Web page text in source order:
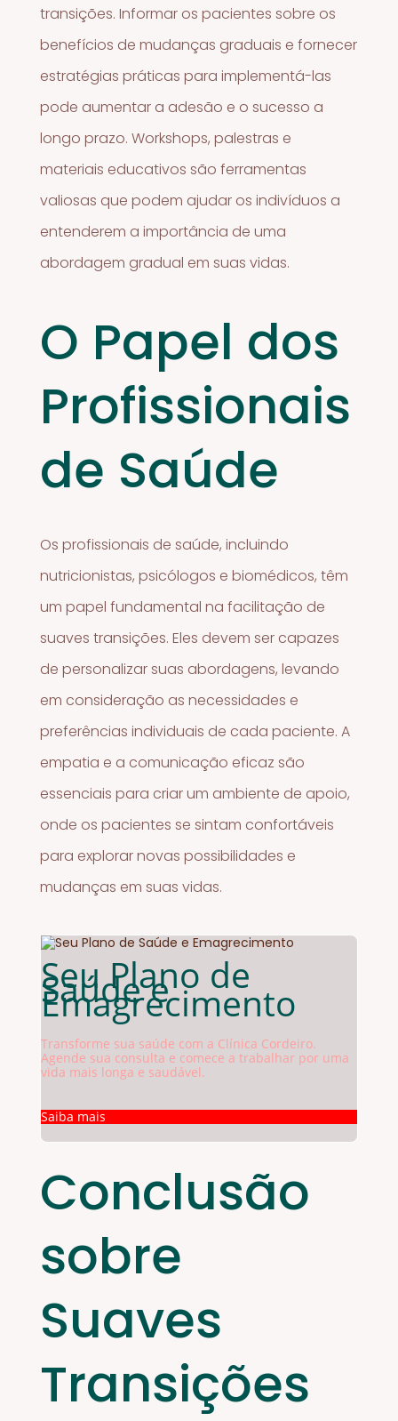
transições. Informar os pacientes sobre os
benefícios de mudanças graduais e fornecer
estratégias práticas para implementá-las
pode aumentar a adesão e o sucesso a
longo prazo. Workshops, palestras e
materiais educativos são ferramentas
valiosas que podem ajudar os indivíduos a
entenderem a importância de uma
abordagem gradual em suas vidas.
O Papel dos
Profissionais
de Saúde
Os profissionais de saúde, incluindo
nutricionistas, psicólogos e biomédicos, têm
um papel fundamental na facilitação de
suaves transições. Eles devem ser capazes
de personalizar suas abordagens, levando
em consideração as necessidades e
preferências individuais de cada paciente. A
empatia e a comunicação eficaz são
essenciais para criar um ambiente de apoio,
onde os pacientes se sintam confortáveis
para explorar novas possibilidades e
mudanças em suas vidas.
Seu Plano de
Saúde e
Emagrecimento
Transforme sua saúde com a Clínica Cordeiro.
Agende sua consulta e comece a trabalhar por uma
vida mais longa e saudável.
Saiba mais
Conclusão
sobre
Suaves
Transições